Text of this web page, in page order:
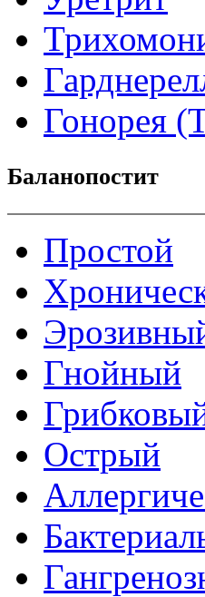
Гонорея
Баланопостит
Простой
Гнойный
Острый